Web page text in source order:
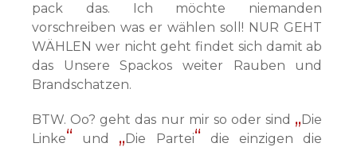
pack das. Ich möchte niemanden
vorschreiben was er wählen soll! NUR GEHT
WÄHLEN wer nicht geht findet sich damit ab
das Unsere Spackos weiter Rauben und
Brandschatzen.
BTW. Oo? geht das nur mir so oder sind
Die
Linke
und Die Partei
die einzigen die